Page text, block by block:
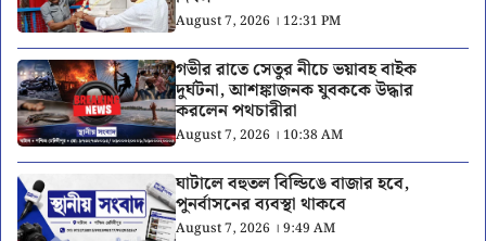
August 7, 2026 । 12:31 PM
গভীর রাতে সেতুর নীচে ভয়াবহ বাইক
দুর্ঘটনা, আশঙ্কাজনক যুবককে উদ্ধার
করলেন পথচারীরা
August 7, 2026 । 10:38 AM
ঘাটালে বহুতল বিল্ডিঙে বাজার হবে,
পুনর্বাসনের ব্যবস্থা থাকবে
August 7, 2026 । 9:49 AM